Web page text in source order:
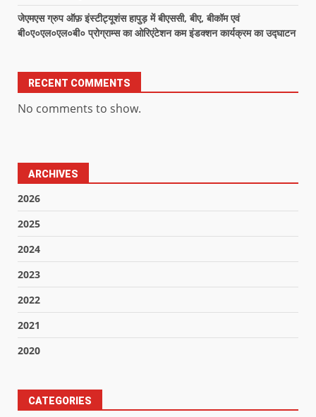
जेएमएस ग्रुप ऑफ़ इंस्टीट्यूशंस हापुड़ में बीएससी, बीए, बीकॉम एवं
बी०ए०एल०एल०बी० प्रोग्राम्स का ओरिएंटेशन कम इंडक्शन कार्यक्रम का उद्घाटन
RECENT COMMENTS
No comments to show.
ARCHIVES
2026
2025
2024
2023
2022
2021
2020
CATEGORIES